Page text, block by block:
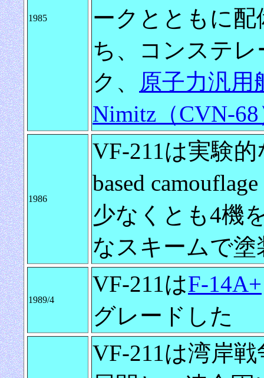
1985
ークとともに
ち、コンステ
ク、 原子力汎用
Nimitz（CVN-
1986
VF-211は実験
based
少なくとも4機
なスキームで塗
1989/4
VF-211はF-14A+
グレードした
VF-211は湾岸